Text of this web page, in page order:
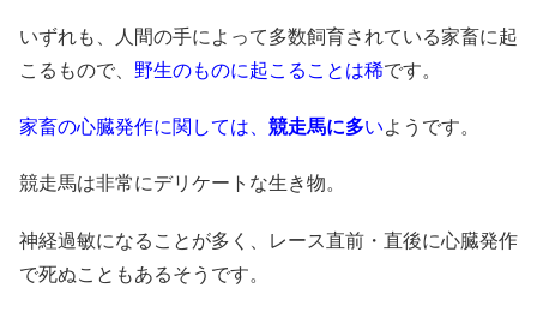
いずれも、人間の手によって多数飼育されている家畜に起
こるもので、 野生のものに起こることは稀です。
家畜の心臓発作に関しては、 競走馬に多いようです。
競走馬は非常にデリケートな生き物。
神経過敏になることが多く、レース直前・直後に心臓発作
で死ぬこともあるそうです。